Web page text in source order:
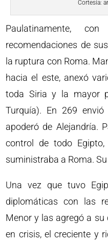
Cortesía:
Paulatinamente,
recomendaciones de
la ruptura con Roma.
hacia el este, anexó
toda Siria y la mayor
Turquía). En 269
apoderó de Alejandría.
control de todo
suministraba a Roma.
Una vez que tuvo
diplomáticas con las
Menor y las agregó a su
en crisis, el creciente y